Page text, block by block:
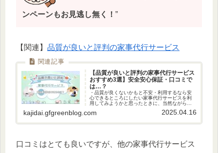
ンペーンもお見逃し無く！ ”
【関連】 品質が良いと評判の家事代行サービス
【品質が良いと評判の家事代行サービス
おすすめ3選】安全安心保証・口コミで
は…？
・品質が良くないかもと不安・利用するなら安
心できるところにしたい家事代行サービスを利
用してみようかと思ったときに、当然ながら品
をこなすスピード・料理の腕・スタッフの人柄
kajidai.gfgreenblog.com 2025.04.16
口コミはとても良いですが、他の家事代行サービス